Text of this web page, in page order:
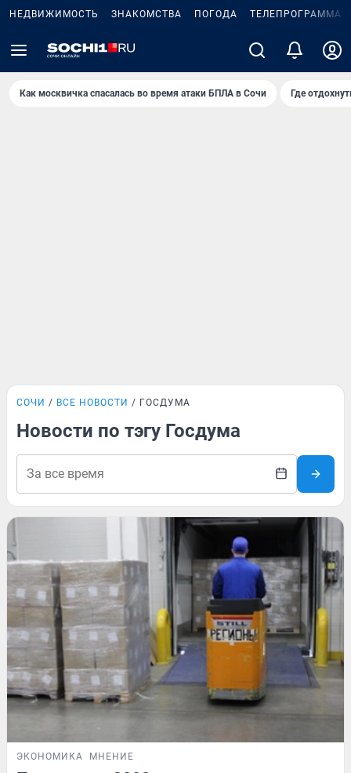
НЕДВИЖИМОСТЬ ЗНАКОМСТВА ПОГОДА ТЕЛЕПРОГРАММА
Как москвичка спасалась во время атаки БПЛА в Сочи Где
СОЧИ ВСЕ НОВОСТИ ГОСДУМА
Новости по тэгу Госдума
ЭКОНОМИКА МНЕНИЕ